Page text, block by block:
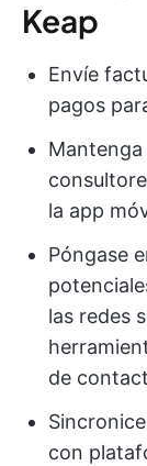
Keap
Envíe
pagos
la app
Póngase
las redes
de
con